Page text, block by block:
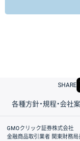
SHARE
各種方針・規程・会社
取引規程・約款
サイトマップ
その他のご案内
個人情報保護方針
最良執行方針
サイトのご利用に
ディスクレイマー
信託保全
リスク説明
会社案内
GMOクリック証券株式会社
金融商品取引業者 関東財務局